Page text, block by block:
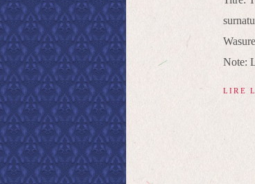
Note:
LIRE